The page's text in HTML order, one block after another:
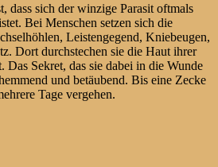
dass sich der winzige Parasit oftmals
Bei Menschen setzen sich die
Leistengegend, Kniebeugen,
Dort durchstechen sie die Haut ihrer
Das Sekret, das sie dabei in die Wunde
und betäubend. Bis eine Zecke
Tage vergehen.